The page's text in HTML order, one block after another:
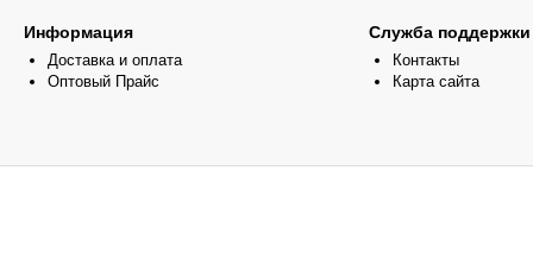
Информация
Доставка и оплата
Оптовый Прайс
Служба поддержки
Контакты
Карта сайта